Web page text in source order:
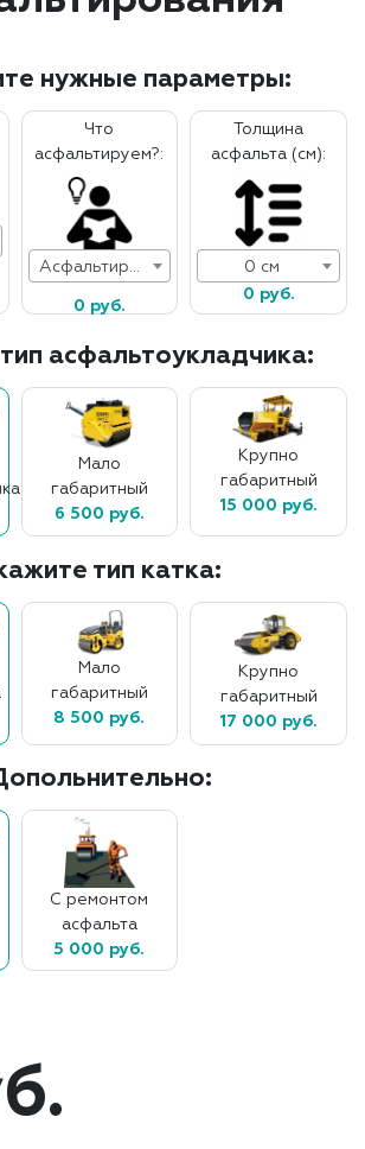
нужные параметры:
Что
асфальтируем?:
0 руб.
Толщина
асфальта (см):
0 см
0 руб.
асфальтоукладчика:
Мало
габаритный
6 500 руб.
Крупно
габаритный
15 000 руб.
тип катка:
Мало
габаритный
8 500 руб.
Крупно
габаритный
17 000 руб.
С ремонтом
асфальта
5 000 руб.